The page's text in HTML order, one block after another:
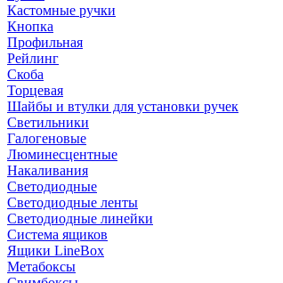
Кастомные ручки
Кнопка
Профильная
Рейлинг
Скоба
Торцевая
Шайбы и втулки для установки ручек
Светильники
Галогеновые
Люминесцентные
Накаливания
Светодиодные
Светодиодные ленты
Светодиодные линейки
Система ящиков
Ящики LineBox
Метабоксы